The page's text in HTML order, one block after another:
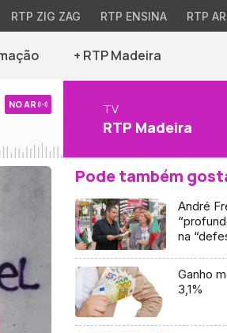
RTP ZIG ZAG RTP ENSINA RTP
+ RTP Madeira
NO AR TV
RTP Madeira
Pode também
André
na
Ganho
3,1%